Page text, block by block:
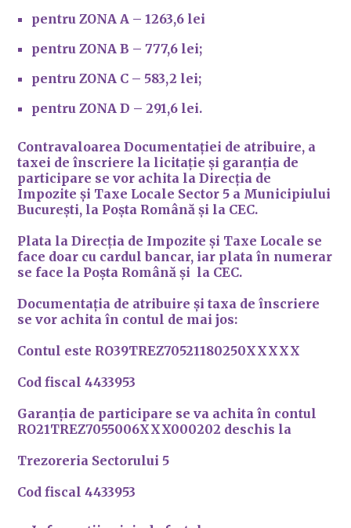
pentru ZONA A – 1263,6 lei
pentru ZONA B – 777,6 lei;
pentru ZONA C – 583,2 lei;
pentru ZONA D – 291,6 lei.
Contravaloarea Documentației de atribuire, a
taxei de înscriere la licitație și garanția de
participare se vor achita la Direcția de
Impozite și Taxe Locale Sector 5 a Municipiului
București, la Poșta Română și la CEC.
Plata la Direcția de Impozite și Taxe Locale se
face doar cu cardul bancar, iar plata în numerar
se face la Poșta Română și la CEC.
Documentația de atribuire și taxa de înscriere
se vor achita în contul de mai jos:
Contul este RO39TREZ70521180250XXXXX
Cod fiscal 4433953
Garanția de participare se va achita în contul
RO21TREZ7055006XXX000202 deschis la
Trezoreria Sectorului 5
Cod fiscal 4433953